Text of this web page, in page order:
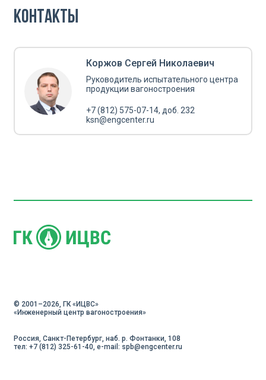
Контакты
Коржов Сергей Николаевич
Руководитель испытательного центра
продукции вагоностроения
+7 (812) 575-07-14, доб. 232
ksn@engcenter.ru
© 2001–2026, ГК «ИЦВC»
«Инженерный центр вагоностроения»
Россия, Санкт-Петербург, наб. р. Фонтанки, 108
тел: +7 (812) 325-61-40, e-mail: spb@engcenter.ru